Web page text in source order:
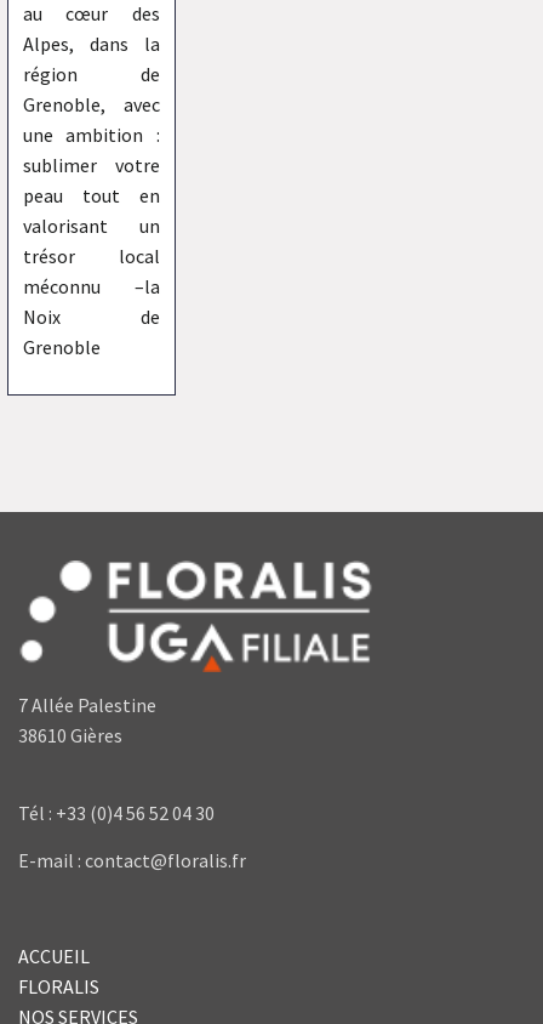
au cœur des
Alpes, dans la
région de
Grenoble, avec
une ambition :
sublimer votre
peau tout en
valorisant un
trésor local
méconnu –la
Noix de
Grenoble
7 Allée Palestine
38610 Gières
Tél : +33 (0)4 56 52 04 30
E-mail : contact@floralis.fr
ACCUEIL
FLORALIS
NOS SERVICES